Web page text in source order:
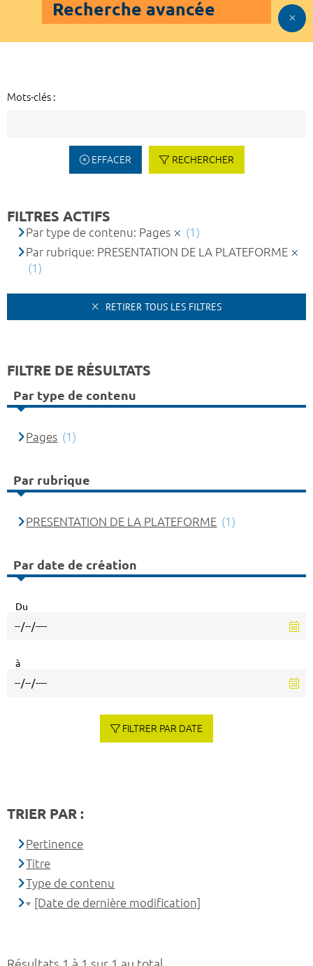
Recherche avancée
Mots-clés :
EFFACER RECHERCHER
FILTRES ACTIFS
Par type de contenu: Pages
(1)
Par rubrique: PRESENTATION DE LA PLATEFORME
(1)
RETIRER TOUS LES FILTRES
FILTRE DE RÉSULTATS
Par type de contenu
Pages (1)
Par rubrique
PRESENTATION DE LA PLATEFORME (1)
Par date de création
Du
à
FILTRER PAR DATE
TRIER PAR :
Pertinence
Titre
Type de contenu
[Date de dernière modification]